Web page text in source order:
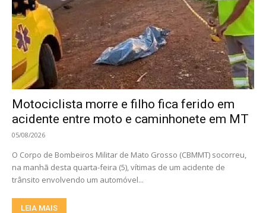
Motociclista morre e filho fica ferido em
acidente entre moto e caminhonete em MT
05/08/2026
O Corpo de Bombeiros Militar de Mato Grosso (CBMMT) socorreu,
na manhã desta quarta-feira (5), vítimas de um acidente de
trânsito envolvendo um automóvel...
LEIA MAIS